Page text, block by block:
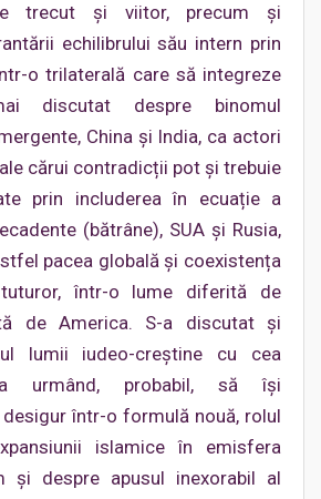
trecut și viitor, precum și
echilibrului său intern prin
o trilaterală care să integreze
discutat despre binomul
China și India, ca actori
cărui contradicții pot și trebuie
prin includerea în ecuație a
(bătrâne), SUA și Rusia,
pacea globală și coexistența
într-o lume diferită de
de America. S-a discutat și
lumii iudeo-creștine cu cea
urmând, probabil, să își
desigur într-o formulă nouă, rolul
islamice în emisfera
și despre apusul inexorabil al